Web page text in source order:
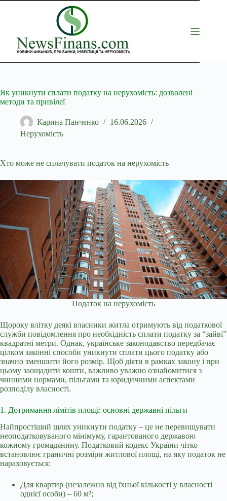
Перейти
Як уникнути сплати податку на нерухомість: дозволені
методи та привілеї
Карина Панченко
16.06.2026
Нерухомість
Хто може не сплачувати податок на нерухомість
Податок на нерухомість
Щороку влітку деякі власники житла отримують від податкової
служби повідомлення про необхідність сплати податку за “зайві”
квадратні метри. Однак, українське законодавство передбачає
цілком законні способи уникнути сплати цього податку або
значно зменшити його розмір. Щоб діяти в рамках закону і при
цьому заощадити кошти, важливо уважно ознайомитися з
чинними нормами, пільгами та юридичними аспектами
розподілу власності.
1. Дотримання лімітів площі: основні державні пільги
Найпростіший шлях уникнути податку – це не перевищувати
неоподатковуваного мінімуму, гарантованого державою
кожному громадянину. Податковий кодекс України чітко
встановлює граничні розміри житлової площі, на яку податок не
нараховується:
Для квартир (незалежно від їхньої кількості у власності
однієї особи) – 60 м²;